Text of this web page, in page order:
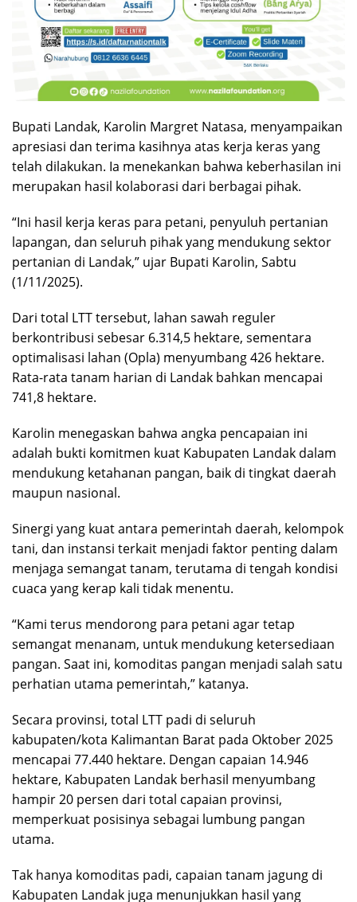
Bupati Landak, Karolin Margret Natasa, menyampaikan
apresiasi dan terima kasihnya atas kerja keras yang
telah dilakukan. Ia menekankan bahwa keberhasilan ini
merupakan hasil kolaborasi dari berbagai pihak.
“Ini hasil kerja keras para petani, penyuluh pertanian
lapangan, dan seluruh pihak yang mendukung sektor
pertanian di Landak,” ujar Bupati Karolin, Sabtu
(1/11/2025).
Dari total LTT tersebut, lahan sawah reguler
berkontribusi sebesar 6.314,5 hektare, sementara
optimalisasi lahan (Opla) menyumbang 426 hektare.
Rata-rata tanam harian di Landak bahkan mencapai
741,8 hektare.
Karolin menegaskan bahwa angka pencapaian ini
adalah bukti komitmen kuat Kabupaten Landak dalam
mendukung ketahanan pangan, baik di tingkat daerah
maupun nasional.
Sinergi yang kuat antara pemerintah daerah, kelompok
tani, dan instansi terkait menjadi faktor penting dalam
menjaga semangat tanam, terutama di tengah kondisi
cuaca yang kerap kali tidak menentu.
“Kami terus mendorong para petani agar tetap
semangat menanam, untuk mendukung ketersediaan
pangan. Saat ini, komoditas pangan menjadi salah satu
perhatian utama pemerintah,” katanya.
Secara provinsi, total LTT padi di seluruh
kabupaten/kota Kalimantan Barat pada Oktober 2025
mencapai 77.440 hektare. Dengan capaian 14.946
hektare, Kabupaten Landak berhasil menyumbang
hampir 20 persen dari total capaian provinsi,
memperkuat posisinya sebagai lumbung pangan
utama.
Tak hanya komoditas padi, capaian tanam jagung di
Kabupaten Landak juga menunjukkan hasil yang